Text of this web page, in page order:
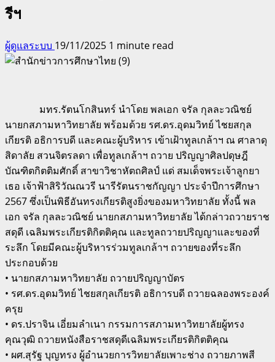
รีฯ
ผู้ดูแลระบบ 19/11/2025 1 minute read
มทร.รัตนโกสินทร์ นำโดย พลเอก จรัล กุลละวณิชย์
นายกสภามหาวิทยาลัย พร้อมด้วย รศ.ดร.อุดมวิทย์ ไชยสกุล
เกียรติ อธิการบดี และคณะผู้บริหาร เข้าเฝ้าทูลเกล้าฯ ณ ศาลาดุ
สิดาลัย สวนจิตรลดา เพื่อทูลเกล้าฯ ถวาย ปริญญาศิลปดุษฎี
บัณฑิตกิตติมศักดิ์ สาขาวิชาหัตถศิลป์ แด่ สมเด็จพระเจ้าลูกยา
เธอ เจ้าฟ้าสิริวัณณวรี นารีรัตนราชกัญญา ประจำปีการศึกษา
2567 ซึ่งเป็นพิธีอันทรงเกียรติสูงยิ่งของมหาวิทยาลัย ทั้งนี้ พล
เอก จรัล กุลละวณิชย์ นายกสภามหาวิทยาลัย ได้กล่าวถวายราช
สดุดี เฉลิมพระเกียรติกิตติคุณ และทูลถวายปริญญาและของที่
ระลึก โดยมีคณะผู้บริหารร่วมทูลเกล้าฯ ถวายของที่ระลึก
ประกอบด้วย
• นายกสภามหาวิทยาลัย ถวายปริญญาบัตร
• รศ.ดร.อุดมวิทย์ ไชยสกุลเกียรติ อธิการบดี ถวายฉลองพระองค์
ครุย
• ดร.ปราจิน เอี่ยมลำเนา กรรมการสภามหาวิทยาลัยผู้ทรง
คุณวุฒิ ถวายหนังสือราชสดุดีเฉลิมพระเกียรติกิตติคุณ
• ผศ.สุรัฐ บุญทรง ผู้อำนวยการวิทยาลัยเพาะช่าง ถวายภาพสี